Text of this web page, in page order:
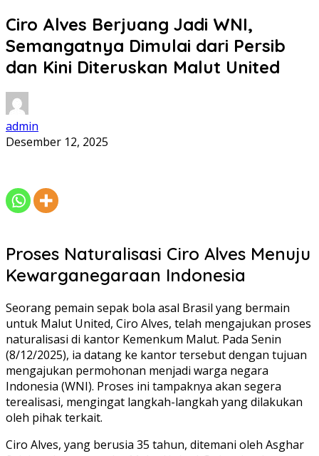
Ciro Alves Berjuang Jadi WNI,
Semangatnya Dimulai dari Persib
dan Kini Diteruskan Malut United
admin
Desember 12, 2025
Proses Naturalisasi Ciro Alves Menuju
Kewarganegaraan Indonesia
Seorang pemain sepak bola asal Brasil yang bermain
untuk Malut United, Ciro Alves, telah mengajukan proses
naturalisasi di kantor Kemenkum Malut. Pada Senin
(8/12/2025), ia datang ke kantor tersebut dengan tujuan
mengajukan permohonan menjadi warga negara
Indonesia (WNI). Proses ini tampaknya akan segera
terealisasi, mengingat langkah-langkah yang dilakukan
oleh pihak terkait.
Ciro Alves, yang berusia 35 tahun, ditemani oleh Asghar